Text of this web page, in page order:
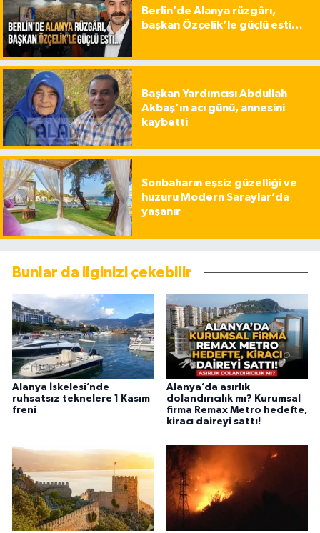
Berlin’de Alanya rüzgârı,
başkan Özçelik’le güçlü esti…
Başkan Yardımcısı Abdullah
Akbaş’ın acı günü, annesini
kaybetti
Sonbaharın eşsiz güzelliği ve
huzuru Modern Saraylar’da
yaşanır
Bunlar da ilginizi çekebilir
Alanya İskelesi’nde
ruhsatsız teknelere 1 Kasım
freni
Alanya’da asırlık
dolandırıcılık mı? Kurumsal
firma Remax Metro hedefte,
kiracı daireyi sattı!